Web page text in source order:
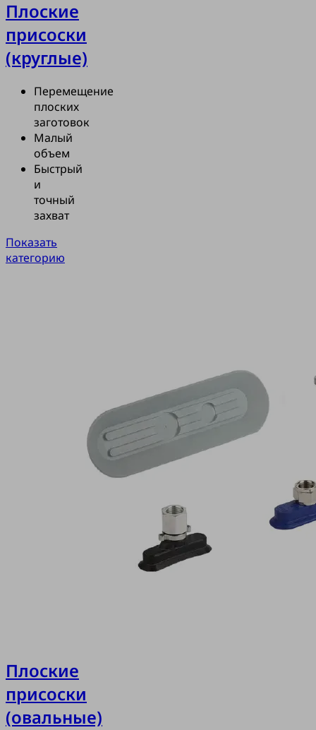
Плоские
присоски
(круглые)
Перемещение
плоских
заготовок
Малый
объем
Быстрый
и
точный
захват
Показать
категорию
Плоские
присоски
(овальные)